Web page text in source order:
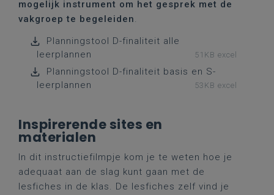
mogelijk instrument om het gesprek met de
vakgroep te begeleiden.
Planningstool D-finaliteit alle
leerplannen
51KB excel
Planningstool D-finaliteit basis en S-
leerplannen
53KB excel
Inspirerende sites en
materialen
In dit instructiefilmpje kom je te weten hoe je
adequaat aan de slag kunt gaan met de
lesfiches in de klas. De lesfiches zelf vind je